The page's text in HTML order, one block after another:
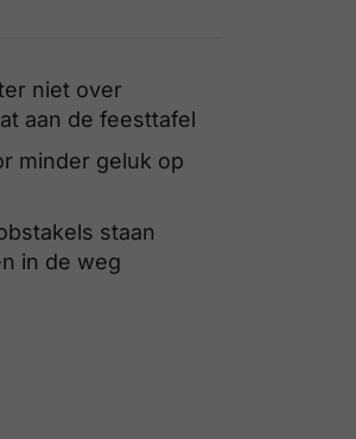
niet over
aan de feesttafel
minder geluk op
staan
in de weg